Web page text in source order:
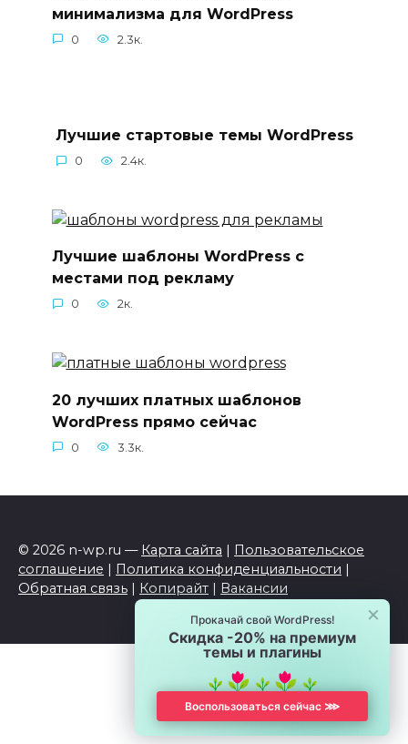
минимализма для WordPress
0 2.3к.
Лучшие стартовые темы WordPress
0 2.4к.
Лучшие шаблоны WordPress с
местами под рекламу
0 2к.
20 лучших платных шаблонов
WordPress прямо сейчас
0 3.3к.
© 2026 n-wp.ru — Карта сайта
Пользовательское
соглашение
Политика конфиденциальности
Обратная связь
Копирайт Вакансии
×
Прокачай свой WordPress!
Скидка -20% на премиум
темы и плагины
Воспользоваться сейчас ⋙